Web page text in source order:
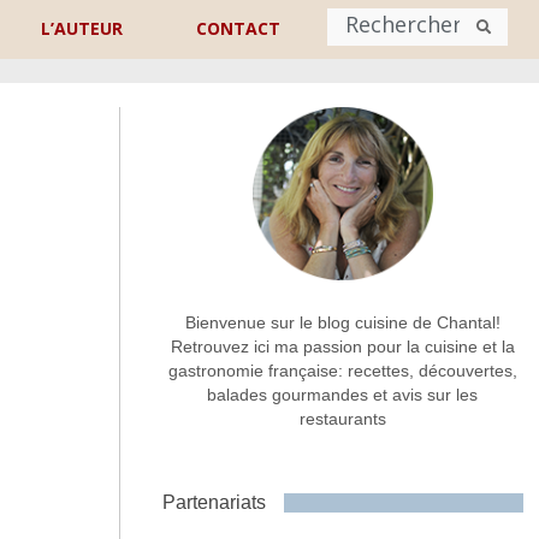
L’AUTEUR CONTACT
Nom
Commentaire ou message *
Bienvenue sur le blog cuisine de Chantal!
Retrouvez ici ma passion pour la cuisine et la
gastronomie française: recettes, découvertes,
balades gourmandes et avis sur les
restaurants
Partenariats